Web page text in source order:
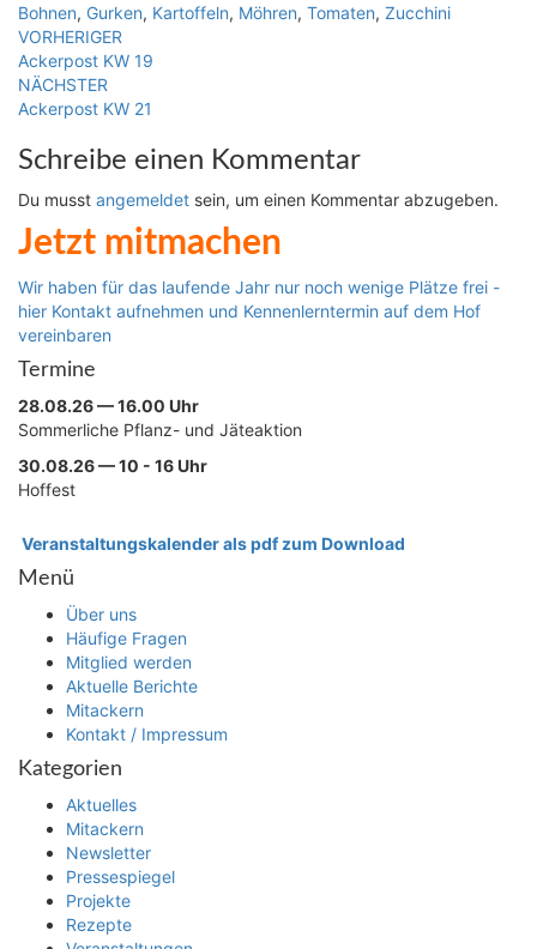
Bohnen, Gurken, Kartoffeln, Möhren, Tomaten, Zucchini
Beitragsnavigation
VORHERIGER
Ackerpost KW 19
NÄCHSTER
Ackerpost KW 21
Schreibe einen Kommentar
Du musst angemeldet sein, um einen Kommentar abzugeben.
Jetzt mitmachen
Wir haben für das laufende Jahr nur noch wenige Plätze frei -
hier Kontakt aufnehmen und Kennenlerntermin auf dem Hof
vereinbaren
Termine
28.08.26 — 16.00 Uhr
Sommerliche Pflanz- und Jäteaktion
30.08.26 — 10 - 16 Uhr
Hoffest
Veranstaltungskalender als pdf zum Download
Menü
Über uns
Häufige Fragen
Mitglied werden
Aktuelle Berichte
Mitackern
Kontakt / Impressum
Kategorien
Aktuelles
Mitackern
Newsletter
Pressespiegel
Projekte
Rezepte